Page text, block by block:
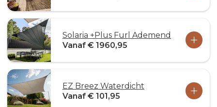
Solaria +Plus Furl Ademend
Vanaf € 1960,95
EZ Breez Waterdicht
Vanaf € 101,95